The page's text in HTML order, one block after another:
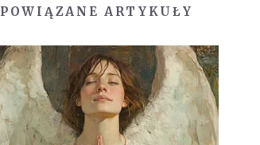
POWIĄZANE ARTYKUŁY